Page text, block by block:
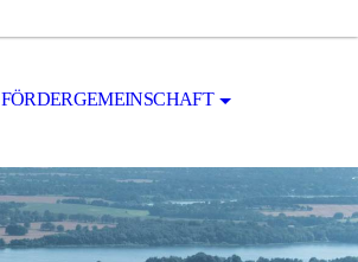
FÖRDERGEMEINSCHAFT